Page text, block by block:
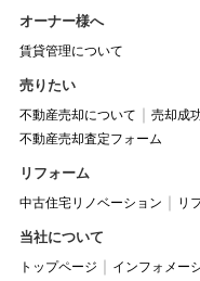
オーナー様へ
賃貸管理について
売りたい
不動産売却について 売却成
不動産売却査定フォーム
リフォーム
中古住宅リノベーション リ
当社について
トップページ インフォメー